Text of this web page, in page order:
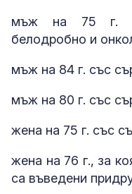
мъж на 75 г.
белодробно и
мъж на 84 г. със
мъж на 80 г. със
жена на 75 г. със
жена на 76 г., за
са въведени